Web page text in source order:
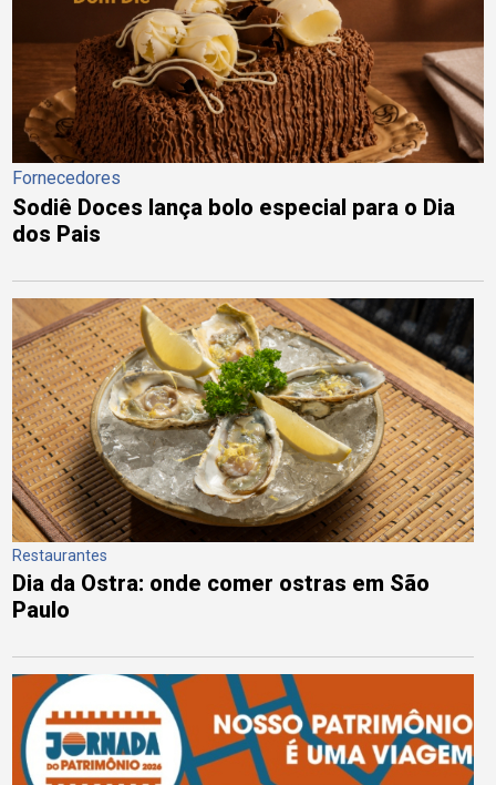
Fornecedores
Sodiê Doces lança bolo especial para o Dia
dos Pais
Restaurantes
Dia da Ostra: onde comer ostras em São
Paulo